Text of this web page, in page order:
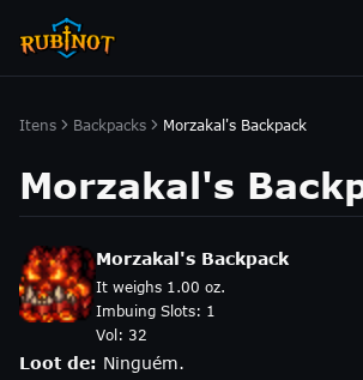
Itens Backpacks Morzakal's Backpack
Morzakal's
Morzakal's Backpack
It weighs 1.00 oz.
Imbuing Slots: 1
Vol: 32
Loot de: Ninguém.